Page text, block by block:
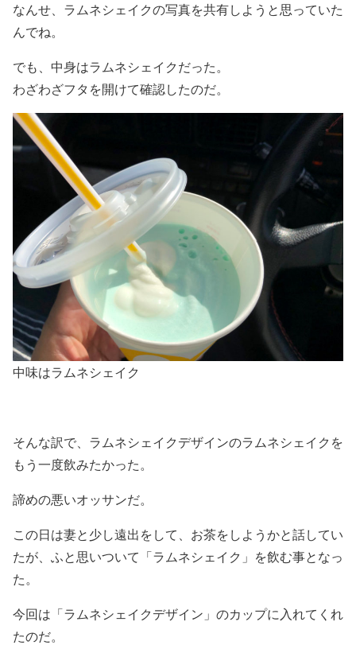
なんせ、ラムネシェイクの写真を共有しようと思っていた
んでね。
でも、中身はラムネシェイクだった。
わざわざフタを開けて確認したのだ。
中味はラムネシェイク
そんな訳で、ラムネシェイクデザインのラムネシェイクを
もう一度飲みたかった。
諦めの悪いオッサンだ。
この日は妻と少し遠出をして、お茶をしようかと話してい
たが、ふと思いついて「ラムネシェイク」を飲む事となっ
た。
今回は「ラムネシェイクデザイン」のカップに入れてくれ
たのだ。